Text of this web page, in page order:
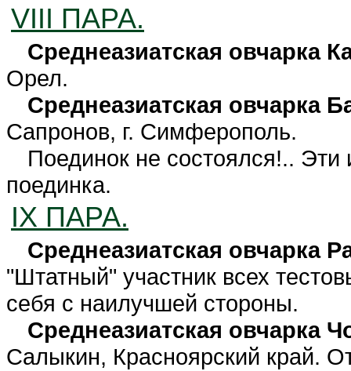
VIII ПАРА.
Среднеазиатская овчарка
Орел.
Среднеазиатская овчарка
Сапронов, г. Симферополь.
Поединок не состоялся!.. Эти
поединка.
IX ПАРА.
Среднеазиатская овчарка
"Штатный" участник всех
себя с наилучшей стороны.
Среднеазиатская овчарка
Салыкин, Красноярский край.